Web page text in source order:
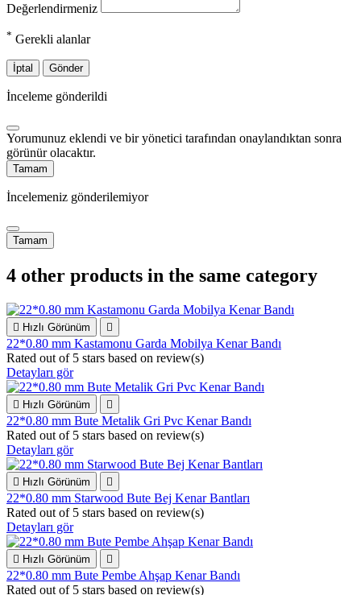
Değerlendirmeniz
* Gerekli alanlar
İptal Gönder
İnceleme gönderildi
Yorumunuz eklendi ve bir yönetici tarafından onaylandıktan sonra
görünür olacaktır.
Tamam
İncelemeniz gönderilemiyor
Tamam
4 other products in the same category
 Hızlı Görünüm 
22*0.80 mm Kastamonu Garda Mobilya Kenar Bandı
Rated out of 5 stars based on review(s)
Detayları gör
 Hızlı Görünüm 
22*0.80 mm Bute Metalik Gri Pvc Kenar Bandı
Rated out of 5 stars based on review(s)
Detayları gör
 Hızlı Görünüm 
22*0.80 mm Starwood Bute Bej Kenar Bantları
Rated out of 5 stars based on review(s)
Detayları gör
 Hızlı Görünüm 
22*0.80 mm Bute Pembe Ahşap Kenar Bandı
Rated out of 5 stars based on review(s)